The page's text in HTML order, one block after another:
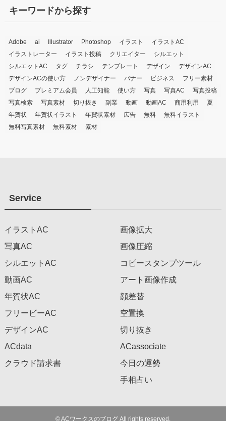
キーワードから探す
Adobe ai Illustrator Photoshop イラスト
イラストAC
イラストレーター
イラスト投稿 クリエイター
シルエット
シルエットAC
タグ チラシ テンプレート デザイン
デザインAC
デザインACの使い方
ノンデザイナー バナー ビジネス
フリー素材
ブログ
プレミアム会員 人工知能 使い方 写真 写真AC
写真投稿
写真検索
写真素材 切り抜き 副業 動画 動画AC 商用利用
夏
年賀状
年賀状イラスト 年賀状素材 広告 無料
無料イラスト
無料写真素材
無料素材 素材
Service
イラストAC
写真AC
シルエットAC
動画AC
年賀状AC
フリービーAC
デザインAC
ACdata
クラウド請求書
画像拡大
画像圧縮
コピースタンプツール
アート画像作成
顔差替
空置換
切り抜き
ACassociate
今日の運勢
手相占い
©ACワークスのブログ All rights reserved.